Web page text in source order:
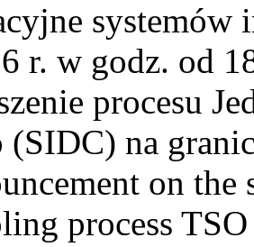
r. w godz. od
procesu
(SIDC) na
on
process